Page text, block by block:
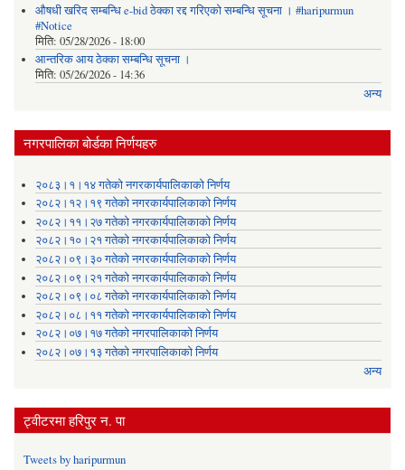
औषधी खरिद सम्बन्धि e-bid ठेक्का रद्द गरिएको सम्बन्धि सूचना । #haripurmun
#Notice
मिति: 05/28/2026 - 18:00
आन्तरिक आय ठेक्का सम्बन्धि सूचना ।
मिति: 05/26/2026 - 14:36
अन्य
नगरपालिका बोर्डका निर्णयहरु
२०८३।१।१४ गतेको नगरकार्यपालिकाको निर्णय
२०८२।१२।१९ गतेको नगरकार्यपालिकाको निर्णय
२०८२।११।२७ गतेको नगरकार्यपालिकाको निर्णय
२०८२।१०।२१ गतेको नगरकार्यपालिकाको निर्णय
२०८२।०९।३० गतेको नगरकार्यपालिकाको निर्णय
२०८२।०९।२१ गतेको नगरकार्यपालिकाको निर्णय
२०८२।०९।०८ गतेको नगरकार्यपालिकाको निर्णय
२०८२।०८।११ गतेको नगरकार्यपालिकाको निर्णय
२०८२।०७।१७ गतेको नगरपालिकाको निर्णय
२०८२।०७।१३ गतेको नगरपालिकाको निर्णय
अन्य
ट्वीटरमा हरिपुर न. पा
Tweets by haripurmun